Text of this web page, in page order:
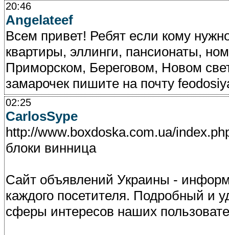
20:46
Angelateef
Всем привет! Ребят если кому
квартиры, эллинги, пансионаты,
Приморском, Береговом, Новом
замарочек пишите на почту
02:25
CarlosSype
http://www.boxdoska.com.ua/
блоки винница
Сайт объявлений Украины -
каждого посетителя. Подробный и
сферы интересов наших